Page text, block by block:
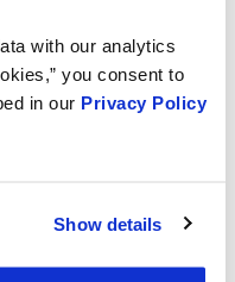
with our analytics
you consent to
in our Privacy Policy
Show details
Motors durch die
Dampfflusses zur
Luft-Kraftstoff-
Emissionen und
durch